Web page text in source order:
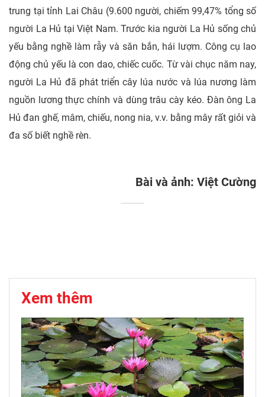
trung tại tỉnh Lai Châu (9.600 người, chiếm 99,47% tổng số
người La Hủ tại Việt Nam. Trước kia người La Hủ sống chủ
yếu bằng nghề làm rẫy và săn bắn, hái lượm. Công cụ lao
động chủ yếu là con dao, chiếc cuốc. Từ vài chục năm nay,
người La Hủ đã phát triển cây lúa nước và lúa nương làm
nguồn lương thực chính và dùng trâu cày kéo. Đàn ông La
Hủ đan ghế, mâm, chiếu, nong nia, v.v. bằng mây rất giỏi và
đa số biết nghề rèn.
Bài và ảnh: Việt Cường
Xem thêm